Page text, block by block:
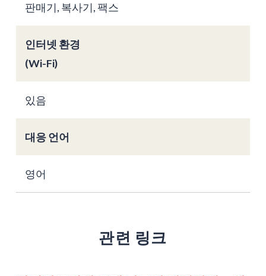
판매기, 복사기, 팩스
인터넷 환경
(Wi-Fi)
있음
대응 언어
영어
관련 링크